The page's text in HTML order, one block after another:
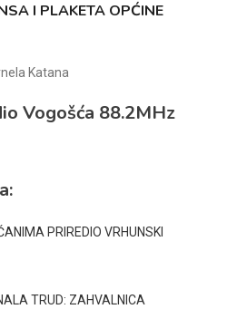
I PLAKETA OPĆINE
Katana
Vogošća 88.2MHz
PRIREDIO VRHUNSKI
TRUD: ZAHVALNICA